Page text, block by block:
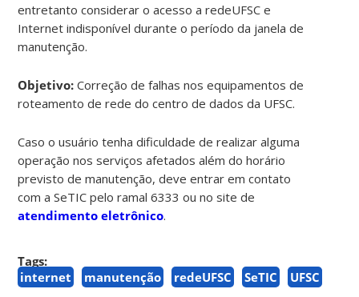
entretanto considerar o acesso a redeUFSC e
Internet indisponível durante o período da janela de
manutenção.
Objetivo:Correção de falhas nos equipamentos de
roteamento de rede do centro de dados da UFSC.
Caso o usuário tenha dificuldade de realizar alguma
operação nos serviços afetados além do horário
previsto de manutenção, deve entrar em contato
com a SeTIC pelo ramal 6333 ou no site de
atendimento eletrônico.
Tags:
internet
manutenção redeUFSC SeTIC UFSC